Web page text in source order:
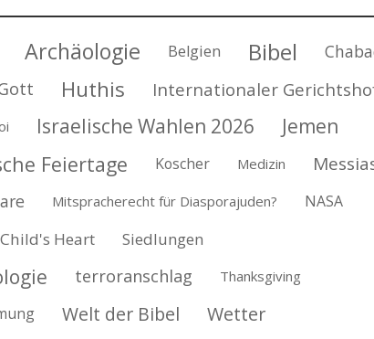
Archäologie Belgien Bibel
Huthis Internationaler
Israelische Wahlen 2026 Jemen
Feiertage Koscher Medizin
Mitspracherecht für Diasporajuden? NASA
Heart
Siedlungen
terroranschlag Thanksgiving
Welt der Bibel Wetter